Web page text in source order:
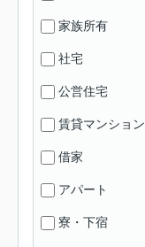
家族所有
社宅
公営住宅
賃貸マンション
借家
アパート
寮・下宿